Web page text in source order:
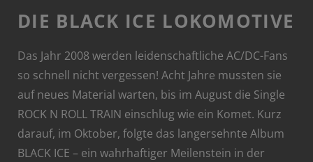
DIE BLACK ICE LOKOMOTIVE
Das Jahr 2008 werden leidenschaftliche AC/DC-Fans
so schnell nicht vergessen! Acht Jahre mussten sie
auf neues Material warten, bis im August die Single
ROCK N ROLL TRAIN einschlug wie ein Komet. Kurz
darauf, im Oktober, folgte das langersehnte Album
BLACK ICE – ein wahrhaftiger Meilenstein in der